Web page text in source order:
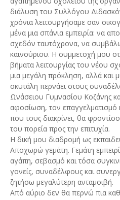
διάλυση του Συλλόγου
χρόνια λειτουργήσαμε σαν
μένα μια σπάνια εμπειρία: να
σχεδόν ταυτόχρονα, να
καινούριου. Η συμμετοχή μου
βήματα λειτουργίας του νέου
μια μεγάλη πρόκληση, αλλά και
σκυτάλη περνάει στους
Ωνάσειου Γυμνασίου Κοζάνης
αφοσίωση, τον επαγγελματισμό
που τους διακρίνει, θα
του πορεία προς την επιτυχία.
Η δική μου διαδρομή ως
Αποχωρώ γεμάτη. Γεμάτη
αγάπη, σεβασμό και τόσα
γονείς, συναδέλφους και
ζητήσω μεγαλύτερη ανταμοιβή.
Από αύριο δεν θα περνώ πια